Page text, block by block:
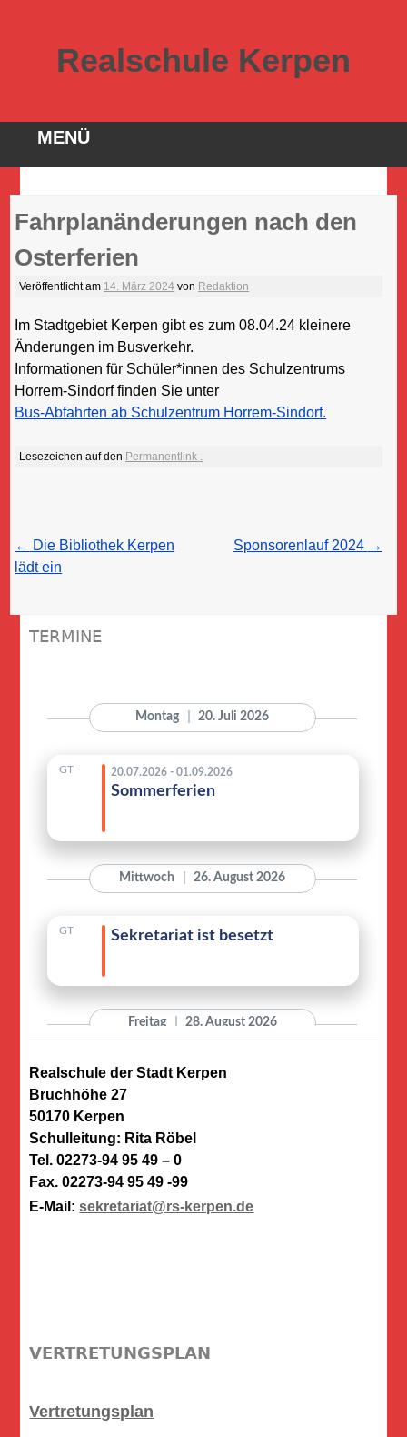
Realschule Kerpen
MENÜ
zum
Fahrplanänderungen nach den
Osterferien
Veröffentlicht am 14. März 2024 von Redaktion
Im Stadtgebiet Kerpen gibt es zum 08.04.24 kleinere
Änderungen im Busverkehr.
Informationen für Schüler*innen des Schulzentrums
Horrem-Sindorf finden Sie unter
Bus-Abfahrten ab Schulzentrum Horrem-Sindorf.
Lesezeichen auf den Permanentlink .
Post
navigation
← Die Bibliothek Kerpen
lädt ein
Sponsorenlauf 2024 →
TERMINE
Realschule der Stadt Kerpen
Bruchhöhe 27
50170 Kerpen
Schulleitung: Rita Röbel
Tel. 02273-94 95 49 – 0
Fax. 02273-94 95 49 -99
E-Mail:sekretariat@rs-kerpen.de
VERTRETUNGSPLAN
Vertretungsplan